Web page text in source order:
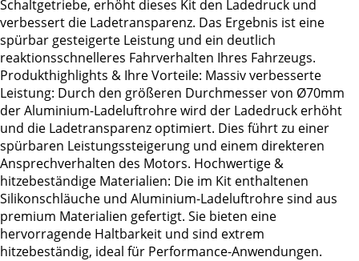
Schaltgetriebe, erhöht dieses Kit den Ladedruck und
verbessert die Ladetransparenz. Das Ergebnis ist eine
spürbar gesteigerte Leistung und ein deutlich
reaktionsschnelleres Fahrverhalten Ihres Fahrzeugs.
Produkthighlights & Ihre Vorteile: Massiv verbesserte
Leistung: Durch den größeren Durchmesser von Ø70mm
der Aluminium-Ladeluftrohre wird der Ladedruck erhöht
und die Ladetransparenz optimiert. Dies führt zu einer
spürbaren Leistungssteigerung und einem direkteren
Ansprechverhalten des Motors. Hochwertige &
hitzebeständige Materialien: Die im Kit enthaltenen
Silikonschläuche und Aluminium-Ladeluftrohre sind aus
premium Materialien gefertigt. Sie bieten eine
hervorragende Haltbarkeit und sind extrem
hitzebeständig, ideal für Performance-Anwendungen.